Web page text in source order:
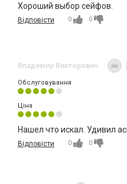
Хороший выбор сейфов.
Відповісти 0 0
Владимир Викторович
Обслуговування
Ціна
Нашел что искал. Удивил
Відповісти 0 0